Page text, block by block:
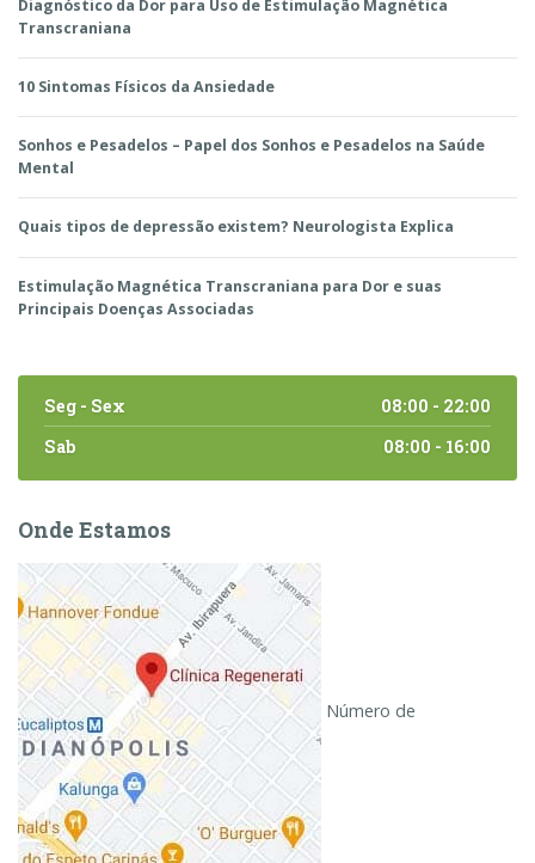
Diagnóstico da Dor para Uso de Estimulação Magnética
Transcraniana
10 Sintomas Físicos da Ansiedade
Sonhos e Pesadelos – Papel dos Sonhos e Pesadelos na Saúde
Mental
Quais tipos de depressão existem? Neurologista Explica
Estimulação Magnética Transcraniana para Dor e suas
Principais Doenças Associadas
Seg - Sex
08:00 - 22:00
Sab
08:00 - 16:00
Onde Estamos
Número de